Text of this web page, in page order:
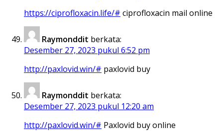
https://ciprofloxacin.life/# ciprofloxacin mail online
Raymonddit berkata:
Desember 27, 2023 pukul 6:52 pm
http://paxlovid.win/# paxlovid buy
Raymonddit berkata:
Desember 27, 2023 pukul 12:20 am
http://paxlovid.win/# Paxlovid buy online